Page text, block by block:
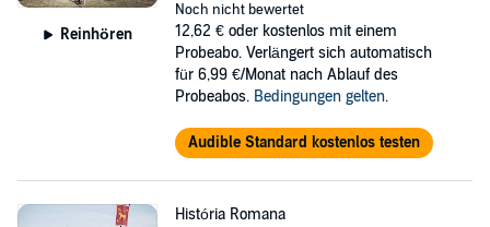
Reinhören
Noch nicht bewertet
12,62 € oder kostenlos mit einem
Probeabo. Verlängert sich automatisch
für 6,99 €/Monat nach Ablauf des
Probeabos. Bedingungen gelten.
Audible Standard kostenlos testen
História Romana